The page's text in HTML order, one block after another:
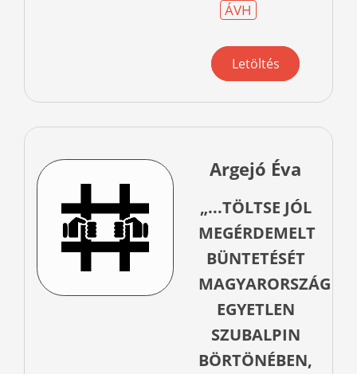
ÁVH
Letöltés
Argejó Éva
„...TÖLTSE JÓL
MEGÉRDEMELT
BÜNTETÉSÉT
MAGYARORSZÁG
EGYETLEN
SZUBALPIN
BÖRTÖNÉBEN,